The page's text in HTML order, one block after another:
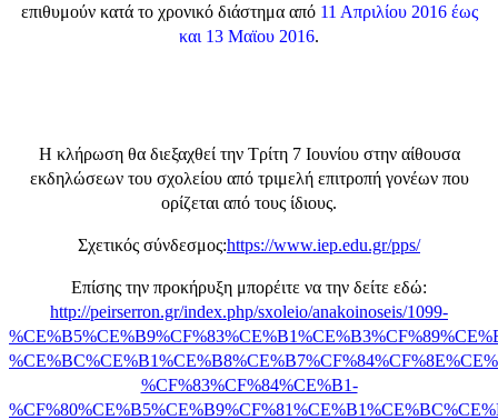
επιθυμούν κατά το χρονικό διάστημα από 11 Απριλίου 2016 έως
και 13 Μαϊου 2016.
Η κλήρωση θα διεξαχθεί την Τρίτη 7 Ιουνίου στην αίθουσα
εκδηλώσεων του σχολείου από τριμελή επιτροπή γονέων που
ορίζεται από τους ίδιους.
Σχετικός σύνδεσμος:https://www.iep.edu.gr/pps/
Επίσης την προκήρυξη μπορέιτε να την δείτε εδώ:
http://peirserron.gr/index.php/sxoleio/anakoinoseis/1099-
%CF%83%CF%84%CE%B1-